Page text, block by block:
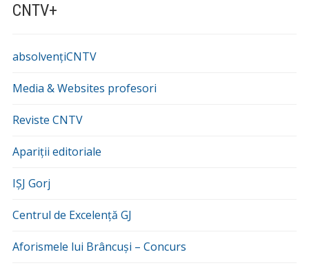
CNTV+
absolvențiCNTV
Media & Websites profesori
Reviste CNTV
Apariții editoriale
IȘJ Gorj
Centrul de Excelență GJ
Aforismele lui Brâncuși – Concurs